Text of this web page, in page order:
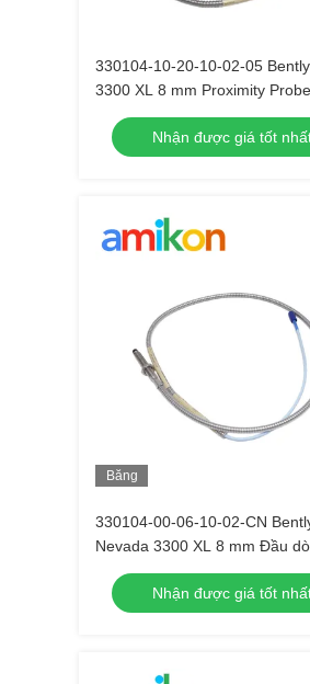
330104-10-20-10-02-05
3300 XL 8 mm Proximity Probe
Nhận được giá tốt
Băng
330104-00-06-10-02-CN
Nevada 3300 XL 8 mm Đầu
Nhận được giá tốt